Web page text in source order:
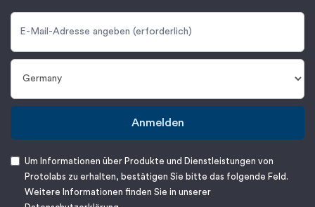
Anmelden
Um Informationen über Produkte und Dienstleistungen von
Protolabs zu erhalten, bestätigen Sie bitte das folgende Feld.
Weitere Informationen finden Sie in unserer